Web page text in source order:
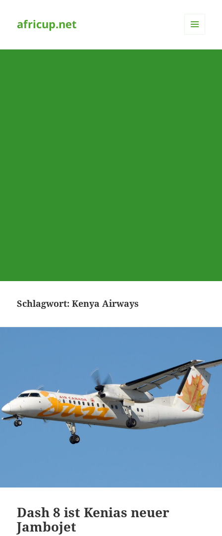
africup.net
Schlagwort:Kenya Airways
Dash 8 ist Kenias neuer
Jambojet